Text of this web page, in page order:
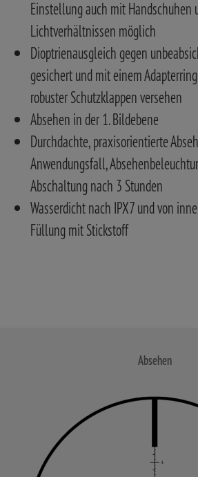
Einstellung auch mit Handschuhen
Lichtverhältnissen möglich
Dioptrienausgleich gegen
gesichert und mit einem
robuster Schutzklappen versehen
Absehen in der 1. Bildebene
Durchdachte, praxisorientierte
Anwendungsfall,
Abschaltung nach 3 Stunden
Wasserdicht nach IPX7 und von
Füllung mit Stickstoff
Absehen